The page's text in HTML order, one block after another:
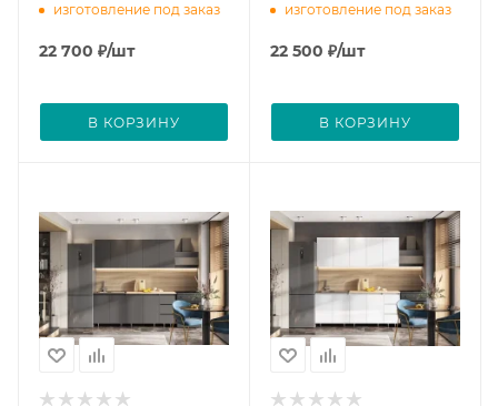
изготовление под заказ
22 700 ₽/шт
В КОРЗИНУ
изготовление под заказ
22 500 ₽/шт
В КОРЗИНУ